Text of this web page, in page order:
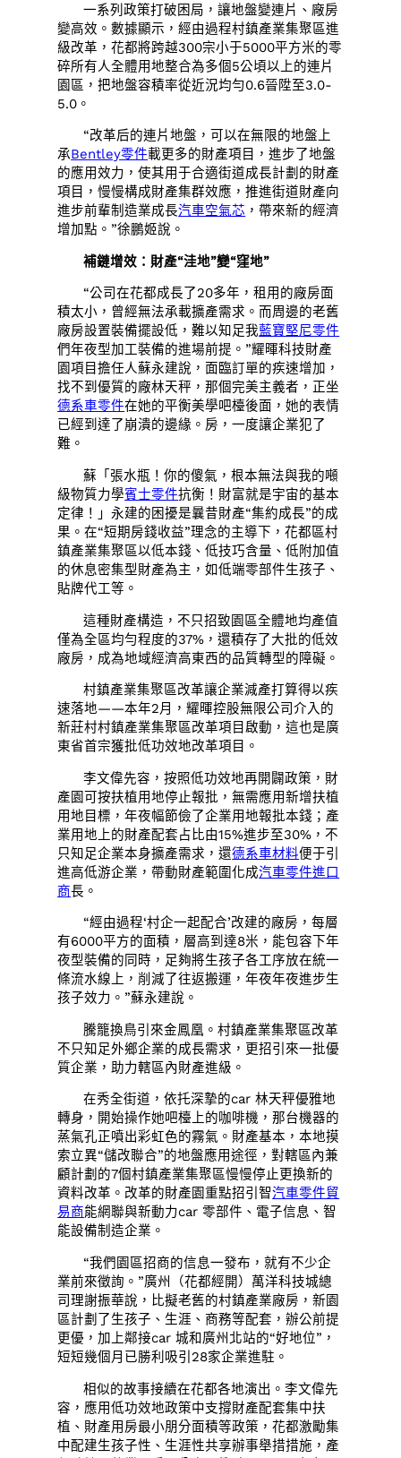
一系列政策打破困局，讓地盤變連片、廠房
變高效。數據顯示，經由過程村鎮產業集聚區進
級改革，花都將跨越300宗小于5000平方米的零
碎所有人全體用地整合為多個5公頃以上的連片
園區，把地盤容積率從近況均勻0.6晉陞至3.0-
5.0。
“改革后的連片地盤，可以在無限的地盤上
承Bentley零件載更多的財產項目，進步了地盤
的應用效力，使其用于合適街道成長計劃的財產
項目，慢慢構成財產集群效應，推進街道財產向
進步前輩制造業成長汽車空氣芯 ，帶來新的經濟
增加點。”徐鵬姬說。
補鏈增效：財產“洼地”變“窪地”
“公司在花都成長了20多年，租用的廠房面
積太小，曾經無法承載擴產需求。而周邊的老舊
廠房設置裝備擺設低，難以知足我藍寶堅尼零件
們年夜型加工裝備的進場前提。”耀暉科技財產
園項目擔任人蘇永建說，面臨訂單的疾速增加，
找不到優質的廠林天秤，那個完美主義者，正坐
德系車零件在她的平衡美學吧檯後面，她的表情
已經到達了崩潰的邊緣。房，一度讓企業犯了
難。
蘇「張水瓶！你的傻氣，根本無法與我的噸
級物質力學賓士零件抗衡！財富就是宇宙的基本
定律！」永建的困擾是曩昔財產“集約成長”的成
果。在“短期房錢收益”理念的主導下，花都區村
鎮產業集聚區以低本錢、低技巧含量、低附加值
的休息密集型財產為主，如低端零部件生孩子、
貼牌代工等。
這種財產構造，不只招致園區全體地均產值
僅為全區均勻程度的37%，還積存了大批的低效
廠房，成為地域經濟高東西的品質轉型的障礙。
村鎮產業集聚區改革讓企業減產打算得以疾
速落地——本年2月，耀暉控股無限公司介入的
新莊村村鎮產業集聚區改革項目啟動，這也是廣
東省首宗獲批低功效地改革項目。
李文偉先容，按照低功效地再開闢政策，財
產園可按扶植用地停止報批，無需應用新增扶植
用地目標，年夜幅節儉了企業用地報批本錢；產
業用地上的財產配套占比由15%進步至30%，不
只知足企業本身擴產需求，還德系車材料便于引
進高低游企業，帶動財產範圍化成汽車零件進口
商長。
“經由過程‘村企一起配合’改建的廠房，每層
有6000平方的面積，層高到達8米，能包容下年
夜型裝備的同時，足夠將生孩子各工序放在統一
條流水線上，削減了往返搬運，年夜年夜進步生
孩子效力。”蘇永建說。
騰籠換鳥引來金鳳凰。村鎮產業集聚區改革
不只知足外鄉企業的成長需求，更招引來一批優
質企業，助力轄區內財產進級。
在秀全街道，依托深摯的car 林天秤優雅地
轉身，開始操作她吧檯上的咖啡機，那台機器的
蒸氣孔正噴出彩虹色的霧氣。財產基本，本地摸
索立異“儲改聯合”的地盤應用途徑，對轄區內兼
顧計劃的7個村鎮產業集聚區慢慢停止更換新的
資料改革。改革的財產園重點招引智汽車零件貿
易商能網聯與新動力car 零部件、電子信息、智
能設備制造企業。
“我們園區招商的信息一發布，就有不少企
業前來徵詢。”廣州（花都經開）萬洋科技城總
司理謝振華說，比擬老舊的村鎮產業廠房，新園
區計劃了生孩子、生涯、商務等配套，辦公前提
更優，加上鄰接car 城和廣州北站的“好地位”，
短短幾個月已勝利吸引28家企業進駐。
相似的故事接續在花都各地演出。李文偉先
容，應用低功效地政策中支撐財產配套集中扶
植、財產用房最小朋分面積等政策，花都激勵集
中配建生孩子性、生涯性共享辦事舉措措施，產